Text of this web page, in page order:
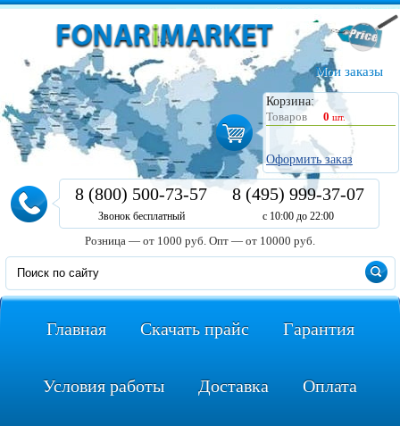
Мои заказы
Корзина:
Товаров
0 шт.
Оформить заказ
8 (800) 500-73-57
Звонок бесплатный
8 (495) 999-37-07
с 10:00 до 22:00
Розница — от 1000 руб. Опт — от 10000 руб.
Главная Скачать прайс Гарантия
Условия работы Доставка Оплата